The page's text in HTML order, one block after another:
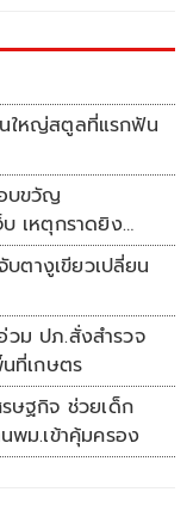
นใหญ่สตูลที่แรกฟัน
บขวัญ
บ เหตุกราดยิง
ตางูเขียวเปลี่ยน
วม ปภ.สั่งสำรวจ
ที่เกษตร
ษฐกิจ ช่วยเด็ก
พม.เข้าคุ้มครอง